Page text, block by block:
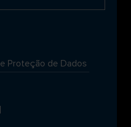
Proteção de Dados